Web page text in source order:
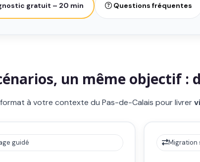
gratuit – 20 min Questions fréquentes
un même objectif :
à votre contexte du Pas-de-Calais pour livrer
guidé Migration